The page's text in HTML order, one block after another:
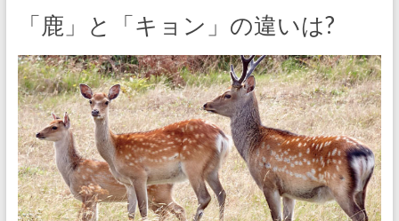
「鹿」と「キョン」の違いは?